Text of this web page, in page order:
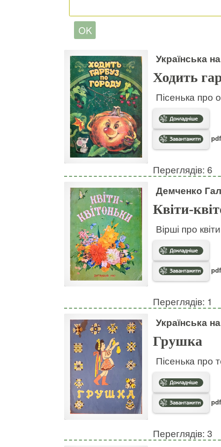
Українська
Ходить
Пісенька про
Переглядів: 6
Демченко
Квіти-
Вірші про
Переглядів: 1
Українська
Грушка
Пісенька про
Переглядів: 3